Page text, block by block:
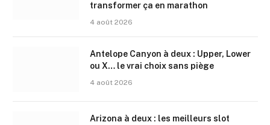
transformer ça en marathon
4 août 2026
Antelope Canyon à deux : Upper, Lower
ou X… le vrai choix sans piège
4 août 2026
Arizona à deux : les meilleurs slot